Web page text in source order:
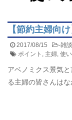
【節約主婦向
2017/08/15 -雑
ポイント , 主婦, 使
アベノミクス景気
る主婦の皆さんはな